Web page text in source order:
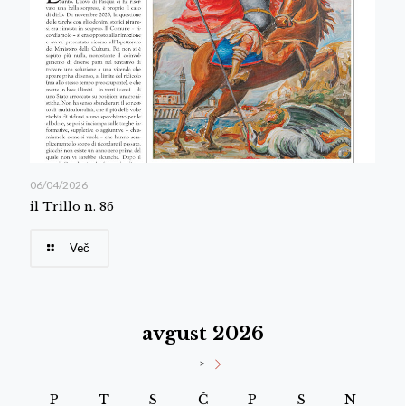
06/04/2026
il Trillo n. 86
Več
avgust 2026
>
P T S Č P S N